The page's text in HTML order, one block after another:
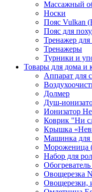
Массажный
Носки
Пояс Vulkan
Пояс для
Тренажер для
Тренажеры
Турники и
Товары для дома и
Аппарат для
Долмер
Душ-
Ионизатор
Коврик "Ни
Крышка
Машинка для
Мороженица
Набор для
Овощерезка
Овощерезки,